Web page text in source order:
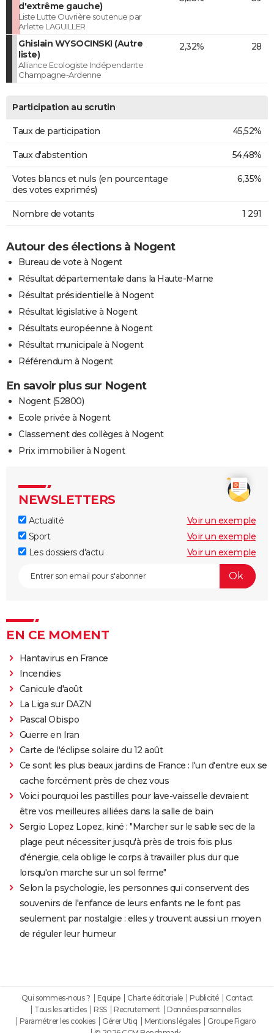
d'extrême gauche)
Liste Lutte Ouvrière soutenue par
Arlette LAGUILLER
Ghislain WYSOCINSKI (Autre
liste)
Alliance Ecologiste Indépendante
Champagne-Ardenne
2,32% 28
Participation au scrutin
Taux de participation 45,52%
Taux d'abstention 54,48%
Votes blancs et nuls (en pourcentage
des votes exprimés)
6,35%
Nombre de votants 1 291
Autour des élections à Nogent
Bureau de vote à Nogent
Résultat départementale dans la Haute-Marne
Résultat présidentielle à Nogent
Résultat législative à Nogent
Résultats européenne à Nogent
Résultat municipale à Nogent
Référendum à Nogent
En savoir plus sur Nogent
Nogent (52800)
Ecole privée à Nogent
Classement des collèges à Nogent
Prix immobilier à Nogent
NEWSLETTERS
Actualité
Voir un exemple
Sport
Voir un exemple
Les dossiers d'actu
Voir un exemple
EN CE MOMENT
Hantavirus en France
Incendies
Canicule d'août
La Liga sur DAZN
Pascal Obispo
Guerre en Iran
Carte de l'éclipse solaire du 12 août
Ce sont les plus beaux jardins de France : l'un d'entre eux se
cache forcément près de chez vous
Voici pourquoi les pastilles pour lave-vaisselle devraient
être vos meilleures alliées dans la salle de bain
Sergio Lopez Lopez, kiné : "Marcher sur le sable sec de la
plage peut nécessiter jusqu'à près de trois fois plus
d'énergie, cela oblige le corps à travailler plus dur que
lorsqu'on marche sur un sol ferme"
Selon la psychologie, les personnes qui conservent des
souvenirs de l'enfance de leurs enfants ne le font pas
seulement par nostalgie : elles y trouvent aussi un moyen
de réguler leur humeur
Qui sommes-nous ? Equipe Charte éditoriale Publicité
Contact
Tous les articles
RSS Recrutement
Données personnelles
Paramétrer les cookies
Gérer Utiq Mentions légales
Groupe Figaro